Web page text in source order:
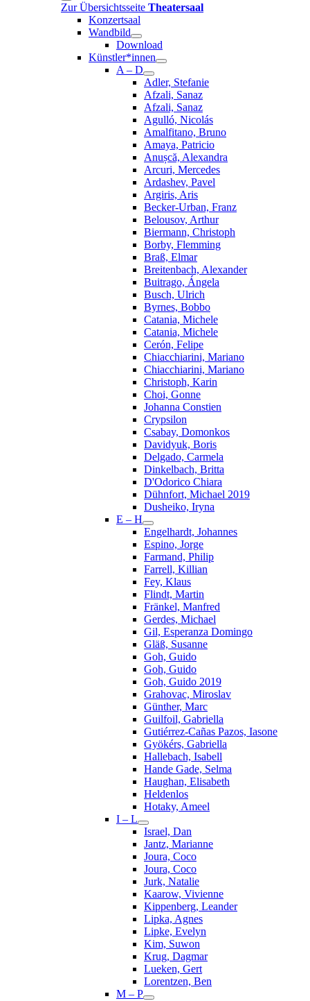
Zur Übersichtsseite Theatersaal
Konzertsaal
Wandbild
Download
Künstler*innen
A – D
Adler, Stefanie
Afzali, Sanaz
Afzali, Sanaz
Agulló, Nicolás
Amalfitano, Bruno
Amaya, Patricio
Anușcă, Alexandra
Arcuri, Mercedes
Ardashev, Pavel
Argiris, Aris
Becker-Urban, Franz
Belousov, Arthur
Biermann, Christoph
Borby, Flemming
Braß, Elmar
Breitenbach, Alexander
Buitrago, Ángela
Busch, Ulrich
Byrnes, Bobbo
Catania, Michele
Catania, Michele
Cerón, Felipe
Chiacchiarini, Mariano
Chiacchiarini, Mariano
Christoph, Karin
Choi, Gonne
Johanna Constien
Crypsilon
Csabay, Domonkos
Davidyuk, Boris
Delgado, Carmela
Dinkelbach, Britta
D'Odorico Chiara
Dühnfort, Michael 2019
Dusheiko, Iryna
E – H
Engelhardt, Johannes
Espino, Jorge
Farmand, Philip
Farrell, Killian
Fey, Klaus
Flindt, Martin
Fränkel, Manfred
Gerdes, Michael
Gil, Esperanza Domingo
Gläß, Susanne
Goh, Guido
Goh, Guido
Goh, Guido 2019
Grahovac, Miroslav
Günther, Marc
Guilfoil, Gabriella
Gutiérrez-Cañas Pazos, Iasone
Gyökérs, Gabriella
Hallebach, Isabell
Hande Gade, Selma
Haughan, Elisabeth
Heldenlos
Hotaky, Ameel
I – L
Israel, Dan
Jantz, Marianne
Joura, Coco
Joura, Coco
Jurk, Natalie
Kaarow, Vivienne
Kippenberg, Leander
Lipka, Agnes
Lipke, Evelyn
Kim, Suwon
Krug, Dagmar
Lueken, Gert
Lorentzen, Ben
M – P